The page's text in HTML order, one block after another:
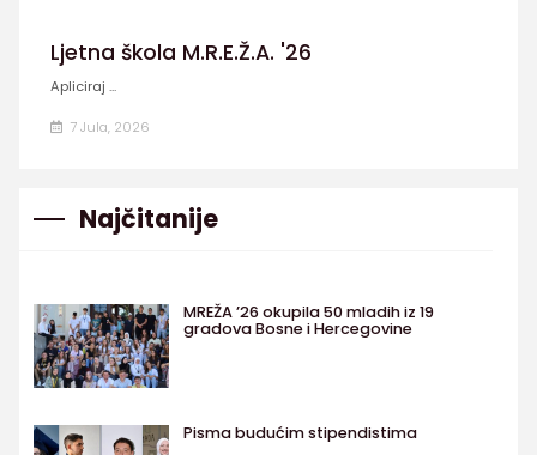
Ljetna škola M.R.E.Ž.A. '26
Apliciraj ...
7 Jula, 2026
Najčitanije
MREŽA ’26 okupila 50 mladih iz 19
gradova Bosne i Hercegovine
Pisma budućim stipendistima